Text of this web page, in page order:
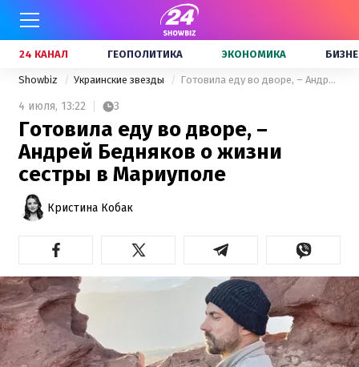
24 КАНАЛ ГЕОПОЛИТИКА ЭКОНОМИКА
Showbiz Украинские звезды Готовила еду во дворе, – Андрей Бедняков о жизни сестры в Мариуполе
4 июля, 13:22 3
Готовила еду во дворе, –
Андрей Бедняков о жизни
сестры в Мариуполе
Кристина Кобак